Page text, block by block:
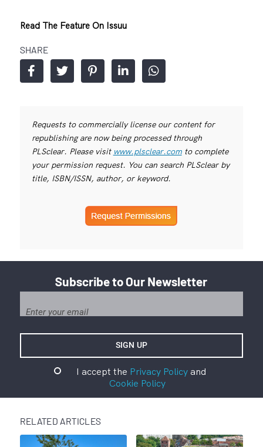
Read The Feature On Issuu
SHARE
Requests to commercially license our content for
republishing are now being processed through
PLSclear. Please visit www.plsclear.comto complete
your permission request. You can search PLSclear by
title, ISBN/ISSN, author, or keyword.
Subscribe to Our Newsletter
I accept the Privacy Policyand
Cookie Policy
RELATED ARTICLES